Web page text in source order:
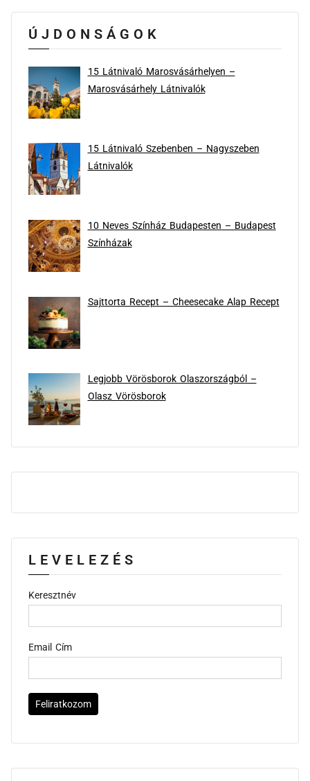
ÚJDONSÁGOK
15 Látnivaló Marosvásárhelyen –
Marosvásárhely Látnivalók
15 Látnivaló Szebenben – Nagyszeben
Látnivalók
10 Neves Színház Budapesten – Budapest
Színházak
Sajttorta Recept – Cheesecake Alap Recept
Legjobb Vörösborok Olaszországból –
Olasz Vörösborok
LEVELEZÉS
Keresztnév
Email Cím